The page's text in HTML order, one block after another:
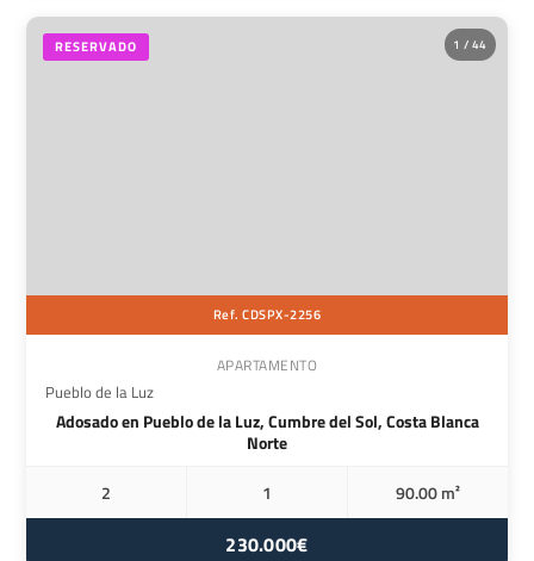
1 / 44
RESERVADO
Ref. CDSPX-2256
APARTAMENTO
Pueblo de la Luz
Adosado en Pueblo de la Luz, Cumbre del Sol, Costa Blanca
Norte
2
1 90.00 m²
230.000€